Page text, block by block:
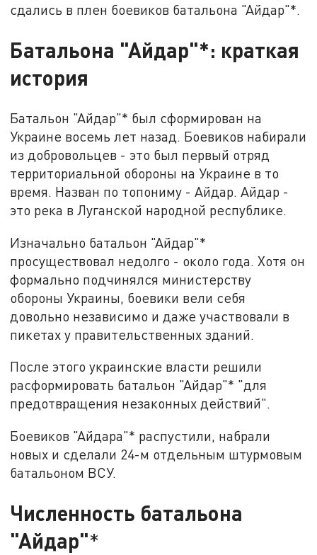
сдались в плен боевиков батальона "Айдар"*.
Батальона "Айдар"*: краткая
история
Батальон "Айдар"* был сформирован на
Украине восемь лет назад. Боевиков набирали
из добровольцев - это был первый отряд
территориальной обороны на Украине в то
время. Назван по топониму - Айдар. Айдар -
это река в Луганской народной республике.
Изначально батальон "Айдар"*
просуществовал недолго - около года. Хотя он
формально подчинялся министерству
обороны Украины, боевики вели себя
довольно независимо и даже участвовали в
пикетах у правительственных зданий.
После этого украинские власти решили
расформировать батальон "Айдар"* "для
предотвращения незаконных действий".
Боевиков "Айдара"* распустили, набрали
новых и сделали 24-м отдельным штурмовым
батальоном ВСУ.
Численность батальона
"Айдар"*